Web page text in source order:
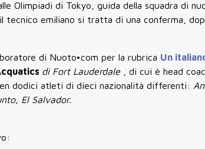
Olimpiadi di Tokyo, guida della squadra di
tecnico emiliano si tratta di una conferma,
di Nuoto•com per la rubrica Un
di Fort Lauderdale
, di cui è head
dodici atleti di dieci nazionalità differenti:
El Salvador.